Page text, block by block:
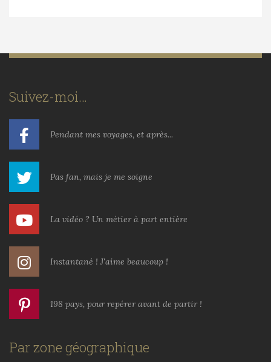
Suivez-moi…
Pendant mes voyages, et après...
Pas fan, mais je me soigne
La vidéo ? Un métier à part entière
Instantané ! J'aime beaucoup !
198 pays, pour repérer avant de partir !
Par zone géographique